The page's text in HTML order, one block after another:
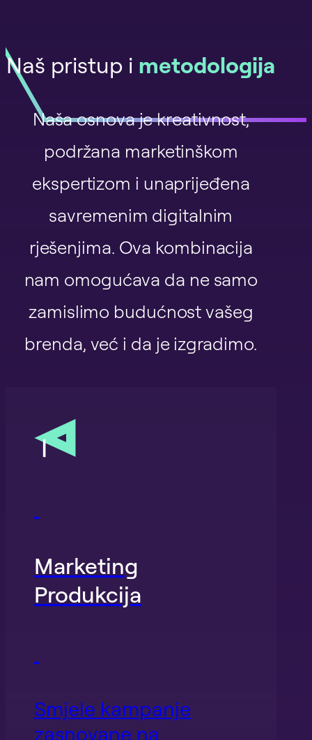
Naš pristup i metodologija
Naša osnova je kreativnost,
podržana marketinškom
ekspertizom i unaprijeđena
savremenim digitalnim
rješenjima. Ova kombinacija
nam omogućava da ne samo
zamislimo budućnost vašeg
brenda, već i da je izgradimo.
Marketing
Produkcija
Smjele kampanje
zasnovane na